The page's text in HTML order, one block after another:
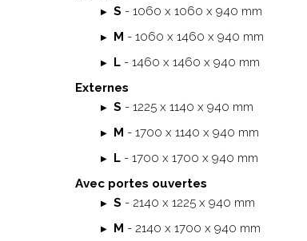
S - 1060 x 1060 x 940 mm
M - 1060 x 1460 x 940 mm
L - 1460 x 1460 x 940 mm
Externes
S - 1225 x 1140 x 940 mm
M - 1700 x 1140 x 940 mm
L - 1700 x 1700 x 940 mm
Avec portes ouvertes
S - 2140 x 1225 x 940 mm
M - 2140 x 1700 x 940 mm